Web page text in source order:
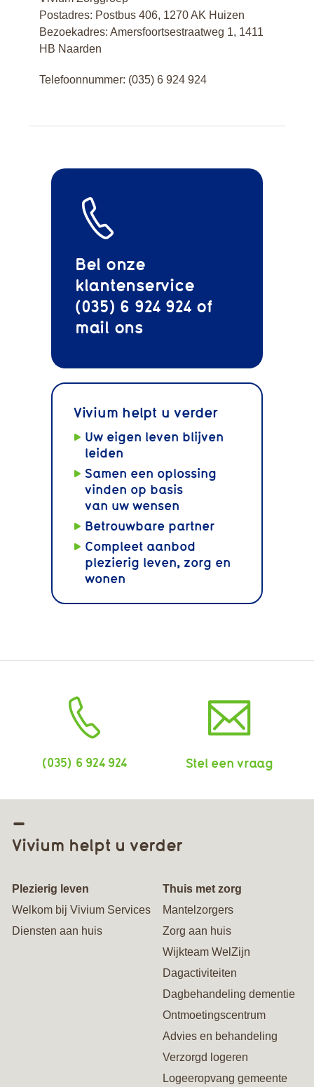
Postadres: Postbus 406, 1270 AK Huizen
Bezoekadres: Amersfoortsestraatweg 1, 1411
HB Naarden
Telefoonnummer: (035) 6 924 924
Bel onze
klantenservice
(035) 6 924 924 of
mail ons
Vivium helpt u verder
Uw eigen leven blijven
leiden
Samen een oplossing
vinden op basis
van uw wensen
Betrouwbare partner
Compleet aanbod
plezierig leven, zorg en
wonen
(035) 6 924 924 Stel een vraag
Vivium helpt u verder
Plezierig leven
Welkom bij Vivium Services
Diensten aan huis
Thuis met zorg
Mantelzorgers
Zorg aan huis
Wijkteam WelZijn
Dagactiviteiten
Dagbehandeling dementie
Ontmoetingscentrum
Advies en behandeling
Verzorgd logeren
Logeeropvang gemeente